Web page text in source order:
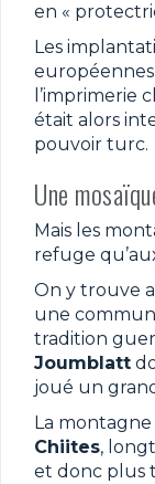
en «
Les
l’imprimerie
était alors
pouvoir turc.
Une
Mais les
refuge
On y trouve
une
tradition
Joumblatt
joué un
La
Chiites,
et donc plus